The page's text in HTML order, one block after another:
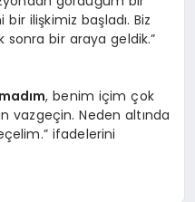
ilişkimiz başladı. Biz
sonra bir araya geldik.”
, benim içim çok
vazgeçin. Neden altında
ifadelerini